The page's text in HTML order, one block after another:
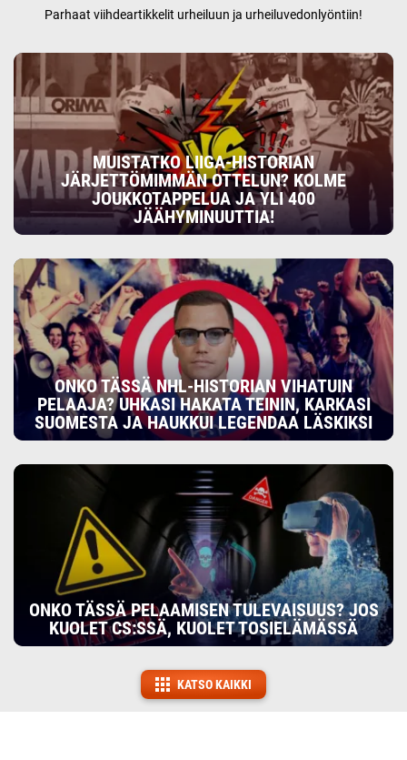
Parhaat viihdeartikkelit urheiluun ja urheiluvedonlyöntiin!
MUISTATKO LIIGA-HISTORIAN
JÄRJETTÖMIMMÄN OTTELUN? KOLME
JOUKKOTAPPELUA JA YLI 400
JÄÄHYMINUUTTIA!
ONKO TÄSSÄ NHL-HISTORIAN VIHATUIN
PELAAJA? UHKASI HAKATA TEININ, KARKASI
SUOMESTA JA HAUKKUI LEGENDAA LÄSKIKSI
ONKO TÄSSÄ PELAAMISEN TULEVAISUUS? JOS
KUOLET CS:SSÄ, KUOLET TOSIELÄMÄSSÄ
KATSO KAIKKI